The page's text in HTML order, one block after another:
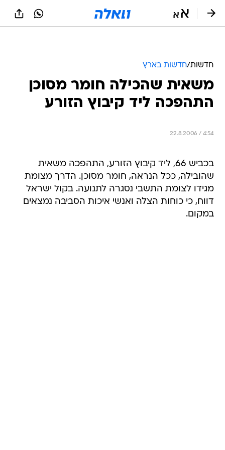
חדשות/חדשות בארץ
משאית שהכילה חומר מסוכן
התהפכה ליד קיבוץ הזורע
22.8.2006 / 4:54
בכביש 66, ליד קיבוץ הזורע, התהפכה משאית
שהובילה, ככל הנראה, חומר מסוכן. הדרך מצומת
מגידו לצומת התשבי נסגרה לתנועה. בקול ישראל
דווח, כי כוחות הצלה ואנשי איכות הסביבה נמצאים
במקום.